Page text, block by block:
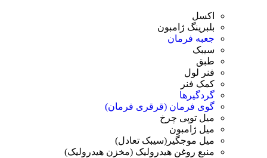
اکسل
بلبرینگ ژامبون
جعبه فرمان
سیبک
طبق
فنر لول
کمک فنر
گردگیرها
گوی فرمان (قرقری فرمان)
میل توپی چرخ
میل ژامبون
میل موجگیر(سیبک تعادل)
منبع روغن هیدرولیک (مخزن هیدرولیک)